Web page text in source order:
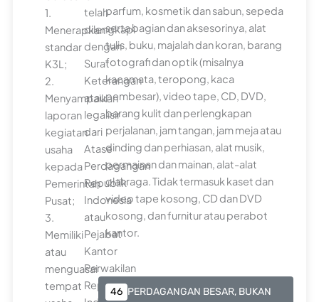
1.
Menerapkan
standar
K3L;
2.
Menyampaikan
laporan
kegiatan
usaha
kepada
Pemerintah
Pusat;
3.
Memiliki
atau
menguasai
tempat
telah
dilengkapi
dengan
Surat
Keterangan
atau
legalisir
dari
Atase
Perdagangan
Republik
Indonesia
atau
Pejabat
Kantor
Perwakilan
Republik
parfum, kosmetik dan sabun, sepeda
serta bagian dan aksesorinya, alat
tulis, buku, majalah dan koran, barang
fotografi dan optik (misalnya
kacamata, teropong, kaca
pembesar), video tape, CD, DVD,
barang kulit dan perlengkapan
perjalanan, jam tangan, jam meja atau
dinding dan perhiasan, alat musik,
permainan dan mainan, alat-alat
olahraga. Tidak termasuk kaset dan
video tape kosong, CD dan DVD
kosong, dan furnitur atau perabot
kantor.
46 PERDAGANGAN BESAR, BUKAN